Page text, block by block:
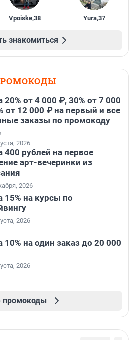
Vpoiske,38 Yura,37
знакомиться
20% от 4 000 ₽, 30% от 7 000
от 12 000 ₽ на первый и все
заказы по промокоду
2026
400 рублей на первое
арт-вечеринки из
2026
15% на курсы по
2026
10% на один заказ до 20 000
2026
промокоды